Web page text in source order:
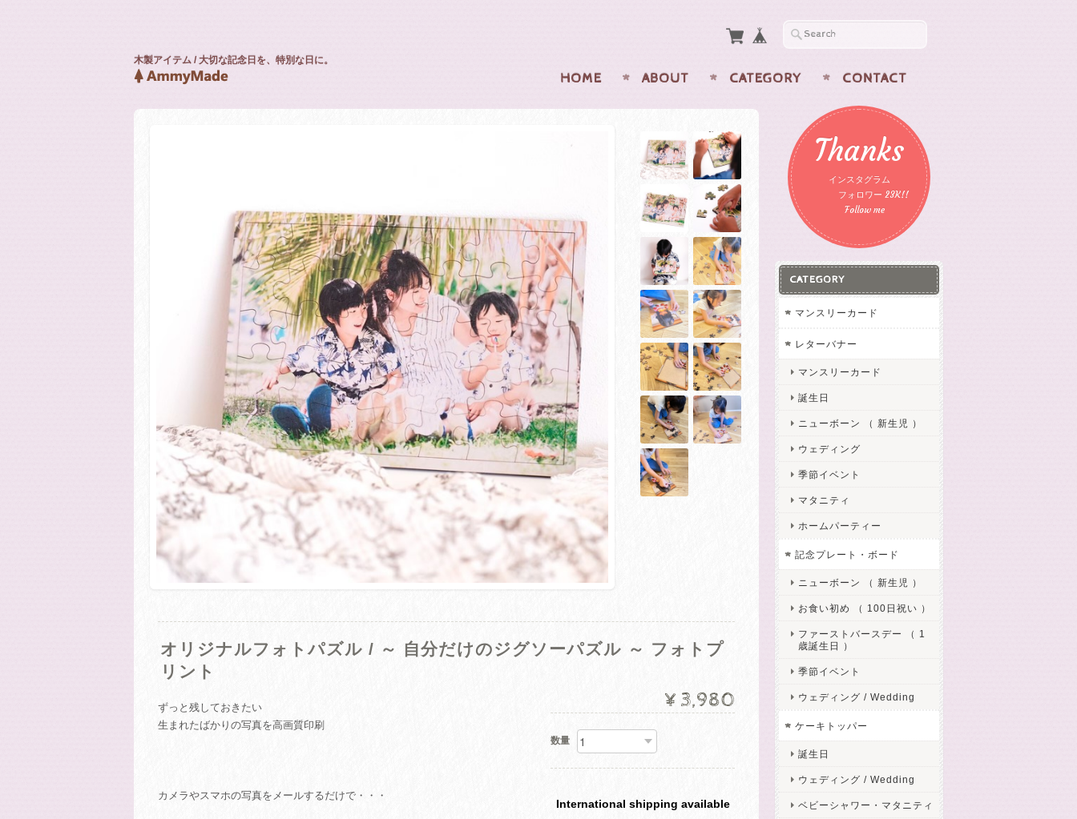
木製アイテム / 大切な記念日を、特別な日に。
HOME ABOUT CATEGORY CONTACT
オリジナルフォトパズル / ～ 自分だけのジグソーパズル ～ フォトプ
リント
ずっと残しておきたい
生まれたばかりの写真を高画質印刷
カメラやスマホの写真をメールするだけで・・・
¥3,980
数量
International shipping available
Thanks
インスタグラム
フォロワー 23K!!
Follow me
CATEGORY
マンスリーカード
レターバナー
マンスリーカード
誕生日
ニューボーン （ 新生児 ）
ウェディング
季節イベント
マタニティ
ホームパーティー
記念プレート・ボード
ニューボーン （ 新生児 ）
お食い初め （ 100日祝い ）
ファーストバースデー （ 1
歳誕生日 ）
季節イベント
ウェディング / Wedding
ケーキトッパー
誕生日
ウェディング / Wedding
ベビーシャワー・マタニティ